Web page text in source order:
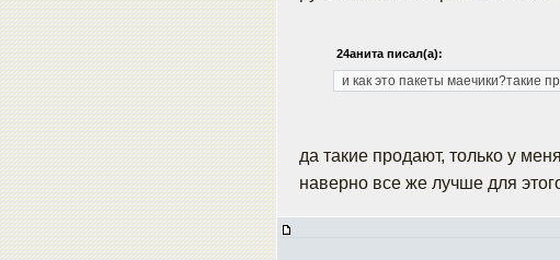
24анита писал(а):
и как это пакеты маечики?такие
да такие продают, только у
наверно все же лучше для